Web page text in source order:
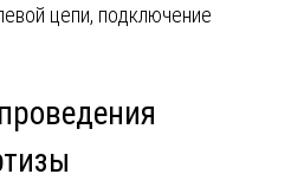
цепи, подключение